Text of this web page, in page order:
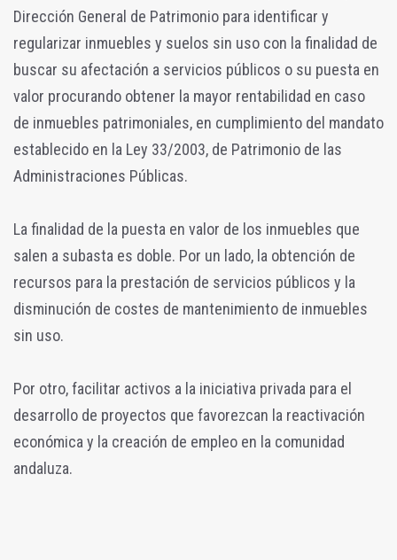
Dirección General de Patrimonio para identificar y
regularizar inmuebles y suelos sin uso con la finalidad de
buscar su afectación a servicios públicos o su puesta en
valor procurando obtener la mayor rentabilidad en caso
de inmuebles patrimoniales, en cumplimiento del mandato
establecido en la Ley 33/2003, de Patrimonio de las
Administraciones Públicas.
La finalidad de la puesta en valor de los inmuebles que
salen a subasta es doble. Por un lado, la obtención de
recursos para la prestación de servicios públicos y la
disminución de costes de mantenimiento de inmuebles
sin uso.
Por otro, facilitar activos a la iniciativa privada para el
desarrollo de proyectos que favorezcan la reactivación
económica y la creación de empleo en la comunidad
andaluza.